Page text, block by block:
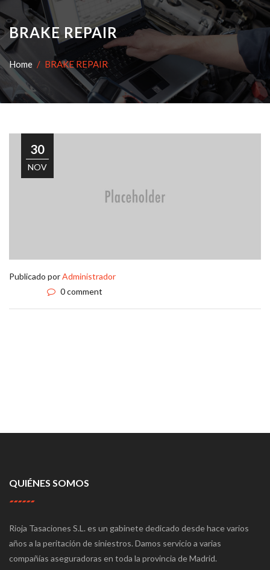
BRAKE REPAIR
Home BRAKE REPAIR
30
NOV
Publicado porAdministrador
0 comment
QUIÉNES SOMOS
Rioja Tasaciones S.L. es un gabinete dedicado desde hace varios
años a la peritación de siniestros. Damos servicio a varias
compañías aseguradoras en toda la provincia de Madrid.